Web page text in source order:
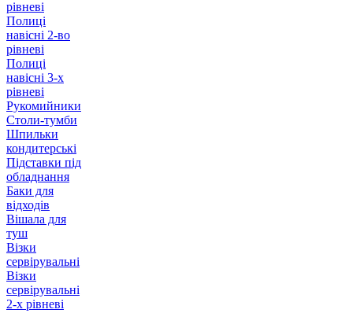
рівневі
Полиці
навісні 2-во
рівневі
Полиці
навісні 3-х
рівневі
Рукомийники
Столи-тумби
Шпильки
кондитерські
Підставки під
обладнання
Баки для
відходів
Вішала для
туш
Візки
сервірувальні
Візки
сервірувальні
2-х рівневі